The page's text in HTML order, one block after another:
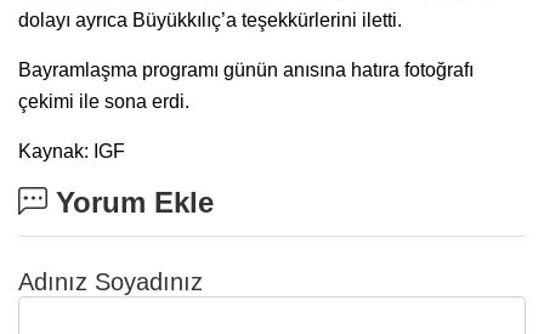
dolayı ayrıca Büyükkılıç’a teşekkürlerini iletti.
Bayramlaşma programı günün anısına hatıra fotoğrafı
çekimi ile sona erdi.
Kaynak: IGF
Yorum Ekle
Adınız Soyadınız